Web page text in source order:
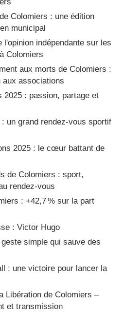
Colomiers : une édition
municipal
l'opinion indépendante sur les
Colomiers
aux morts de Colomiers :
aux associations
2025 : passion, partage et
un grand rendez-vous sportif
2025 : le cœur battant de
de Colomiers : sport,
rendez-vous
: +42,7 % sur la part
: Victor Hugo
simple qui sauve des
: une victoire pour lancer la
Libération de Colomiers –
et transmission